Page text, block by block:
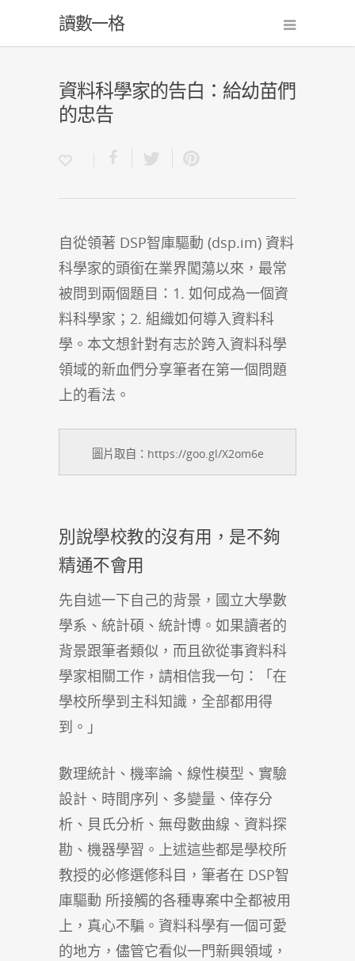
讀數一格
資料科學家的告白：給幼苗們
的忠告
自從領著 DSP智庫驅動 (dsp.im) 資料
科學家的頭銜在業界闖蕩以來，最常
被問到兩個題目：1. 如何成為一個資
料科學家；2. 組織如何導入資料科
學。本文想針對有志於跨入資料科學
領域的新血們分享筆者在第一個問題
上的看法。
圖片取自：https://goo.gl/X2om6e
別說學校教的沒有用，是不夠
精通不會用
先自述一下自己的背景，國立大學數
學系、統計碩、統計博。如果讀者的
背景跟筆者類似，而且欲從事資料科
學家相關工作，請相信我一句：「在
學校所學到主科知識，全部都用得
到。」
數理統計、機率論、線性模型、實驗
設計、時間序列、多變量、倖存分
析、貝氏分析、無母數曲線、資料探
勘、機器學習。上述這些都是學校所
教授的必修選修科目，筆者在 DSP智
庫驅動 所接觸的各種專案中全都被用
上，真心不騙。資料科學有一個可愛
的地方，儘管它看似一門新興領域，